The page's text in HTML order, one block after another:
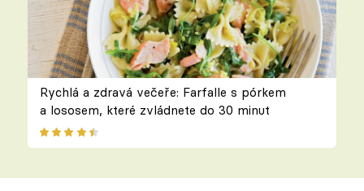
Rychlá a zdravá večeře: Farfalle s pórkem
a lososem, které zvládnete do 30 minut